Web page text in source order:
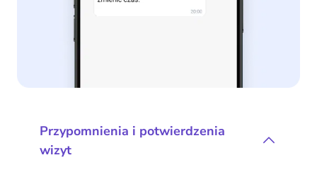
Przypomnienia i potwierdzenia
wizyt